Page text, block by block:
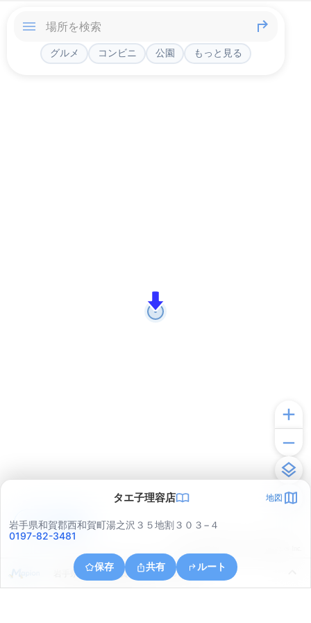
グルメ コンビニ 公園 もっと見る
タエ子理容店 地図
岩手県和賀郡西和賀町湯之沢３５地割３０３−４
0197-82-3481
保存 共有 ルート
岩手県和賀郡西和賀町湯之沢３５地割
アプリで見る